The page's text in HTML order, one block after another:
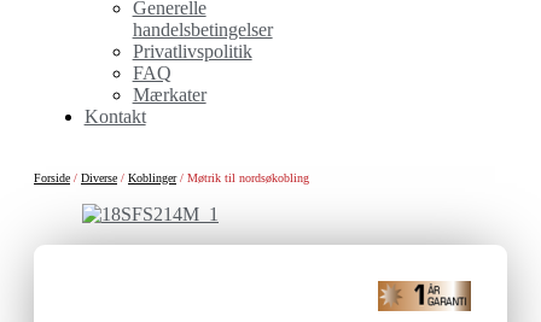
Generelle
handelsbetingelser
Privatlivspolitik
FAQ
Mærkater
Kontakt
Forside / Diverse / Koblinger/ Møtrik til nordsøkobling